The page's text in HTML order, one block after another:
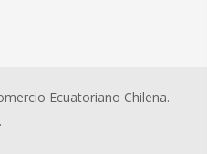
Ecuatoriano Chilena.